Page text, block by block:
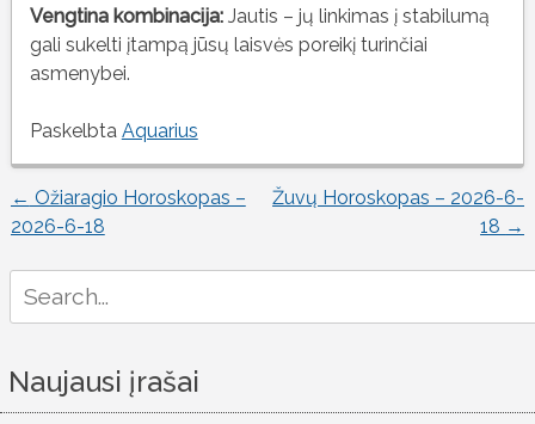
Vengtina kombinacija:Jautis – jų linkimas į stabilumą
gali sukelti įtampą jūsų laisvės poreikį turinčiai
asmenybei.
Paskelbta Aquarius
Įrašo
naršymas
← Ožiaragio Horoskopas –
2026-6-18
Žuvų Horoskopas – 2026-6-
18 →
for:
Naujausi įrašai